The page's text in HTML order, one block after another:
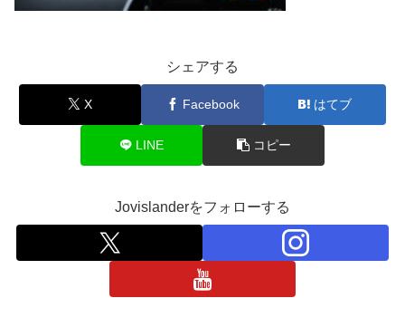
シェアする
X Facebook はてブ
LINE コピー
Jovislanderをフォローする